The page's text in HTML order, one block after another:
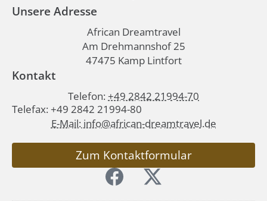
Unsere Adresse
African Dreamtravel
Am Drehmannshof 25
47475 Kamp Lintfort
Kontakt
Telefon: +49 2842 21994-70
Telefax: +49 2842 21994-80
E-Mail: info@african-dreamtravel.de
Zum Kontaktformular